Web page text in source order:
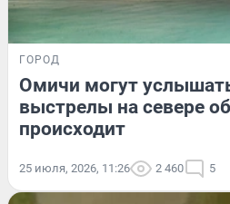
ГОРОД
Омичи могут
выстрелы на севере
происходит
25 июля, 2026, 11:26 2 460 5